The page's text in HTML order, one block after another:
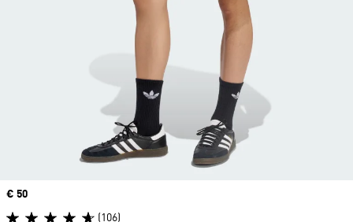
Precio
€ 50
(106)